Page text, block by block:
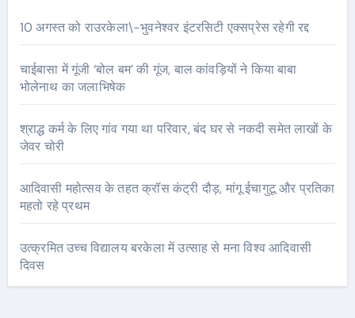
10 अगस्त को राउरकेला\-भुवनेश्वर इंटरसिटी एक्सप्रेस रहेगी रद्द
चाईबासा में गूंजी ‘बोल बम’ की गूंज, बाल कांवड़ियों ने किया बाबा
भोलेनाथ का जलाभिषेक
श्राद्ध कर्म के लिए गांव गया था परिवार, बंद घर से नकदी समेत लाखों के
जेवर चोरी
आदिवासी महोत्सव के तहत क्रॉस कंट्री दौड़, मांगू ईचागुटू और प्रतिका
महतो रहे प्रथम
उत्क्रमित उच्च विद्यालय बरकेला में उत्साह से मना विश्व आदिवासी
दिवस